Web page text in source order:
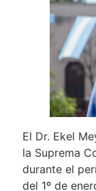
El Dr. Ekel
la Suprema
durante el
del 1º de